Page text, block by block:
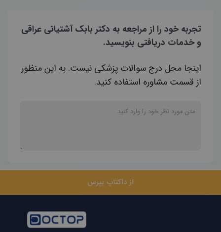
تجربه خود را از مراجعه به دکتر بابک آشتیانی عراقی
و خدمات دریافتی بنویسید.
اینجا محل درج سوالات پزشکی نیست. به این منظور
از قسمت مشاوره استفاده کنید.
از داکتاپ بپرس